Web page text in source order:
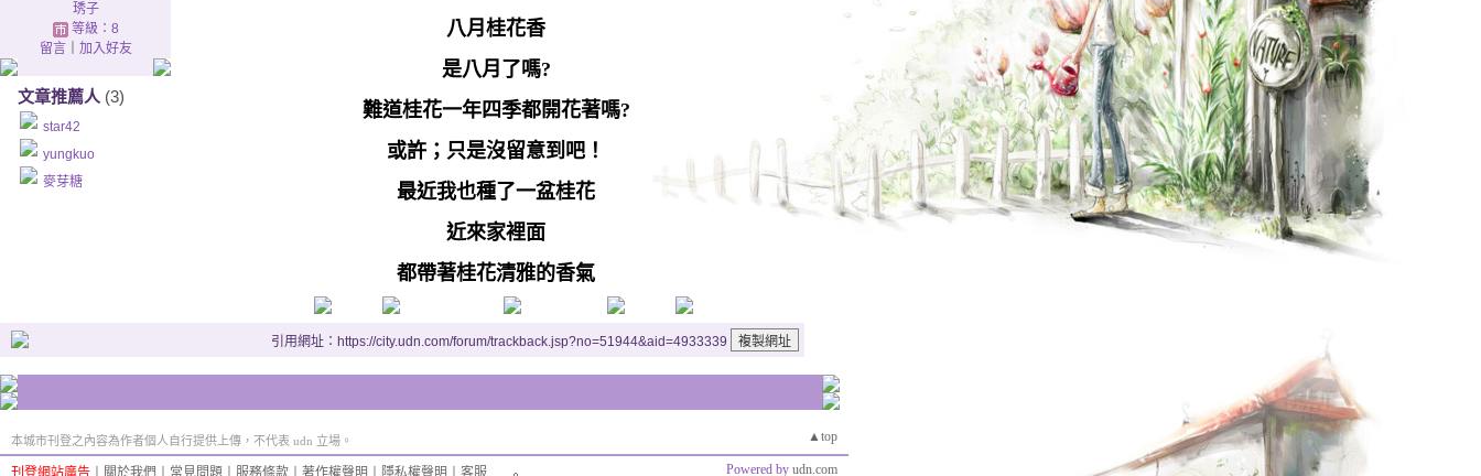
琇子
等級：8
留言｜ 加入好友
文章推薦人 (3)
star42
yungkuo
麥芽糖
八月桂花香
是八月了嗎?
難道桂花一年四季都開花著嗎?
或許；只是沒留意到吧！
最近我也種了一盆桂花
近來家裡面
都帶著桂花清雅的香氣
引用網址：https://city.udn.com/forum/trackback.jsp?no=51944&aid=4933339
▲top
本城市刊登之內容為作者個人自行提供上傳，不代表 udn 立場。
刊登網站廣告 關於我們 常見問題 服務條款 著作權聲明 隱私權聲明 客服 Powered by udn.com